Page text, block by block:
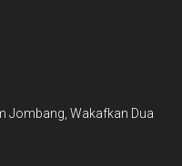
Jombang, Wakafkan Dua